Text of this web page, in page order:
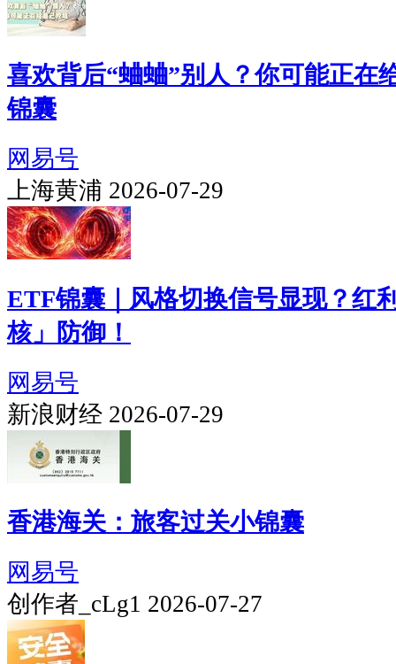
喜欢背后“蛐蛐”别人？你可能正在
锦囊
网易号
上海黄浦 2026-07-29
ETF锦囊｜风格切换信号显现？红
核」防御！
网易号
新浪财经 2026-07-29
香港海关：旅客过关小锦囊
网易号
创作者_cLg1 2026-07-27